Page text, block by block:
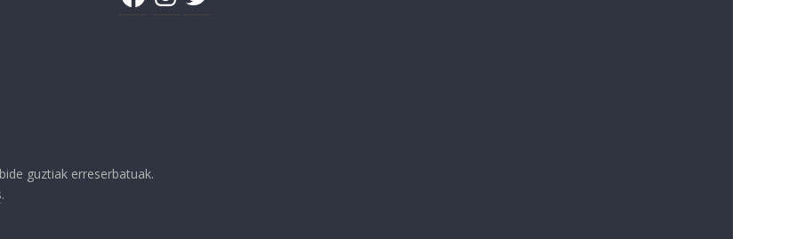
guztiak erreserbatuak.
.